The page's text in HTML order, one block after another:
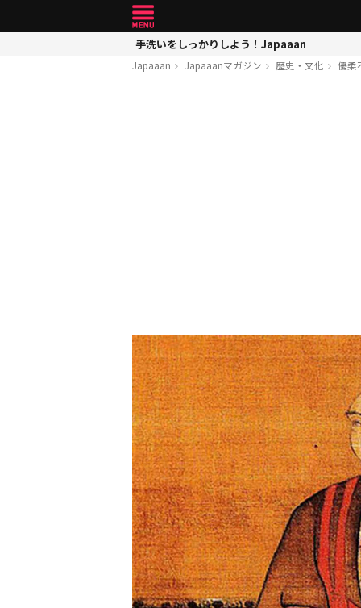
手洗いをしっかりしよう！Japaaan
Japaaan Japaaanマガジン 歴史・文化 優柔